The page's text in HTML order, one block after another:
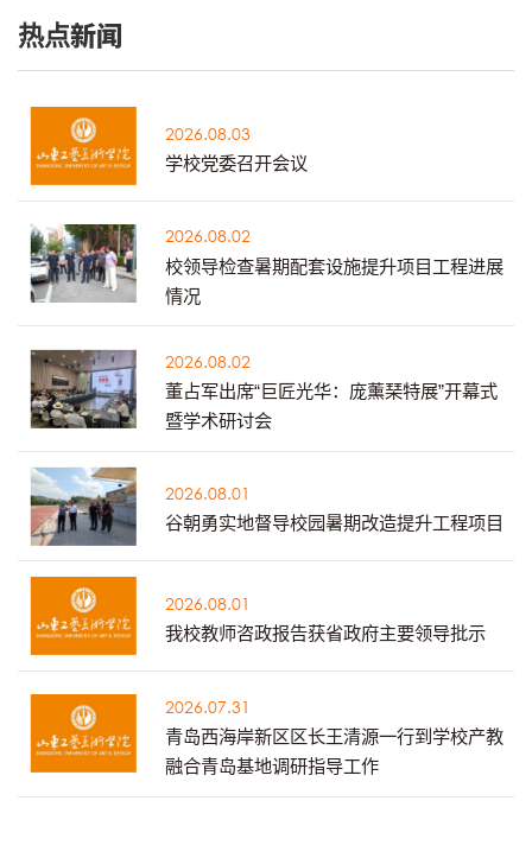
热点新闻
2026.08.03
学校党委召开会议
2026.08.02
校领导检查暑期配套设施提升项目工程进展
情况
2026.08.02
董占军出席“巨匠光华：庞薰琹特展”开幕式
暨学术研讨会
2026.08.01
谷朝勇实地督导校园暑期改造提升工程项目
2026.08.01
我校教师咨政报告获省政府主要领导批示
2026.07.31
青岛西海岸新区区长王清源一行到学校产教
融合青岛基地调研指导工作